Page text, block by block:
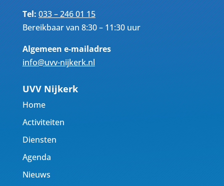
Tel:033 – 246 01 15
Bereikbaar van 8:30 – 11:30 uur
Algemeen e-mailadres
info@uvv-nijkerk.nl
UVV Nijkerk
Home
Activiteiten
Diensten
Agenda
Nieuws